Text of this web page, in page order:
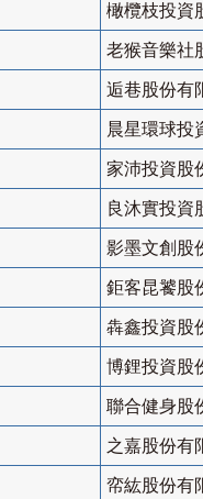
橄欖枝投資
老猴音樂社
逅巷股份有
晨星環球投
家沛投資股
良沐實投資
影墨文創股
鉅客昆饕股
犇鑫投資股
博鋰投資股
聯合健身股
之嘉股份有
帟紘股份有